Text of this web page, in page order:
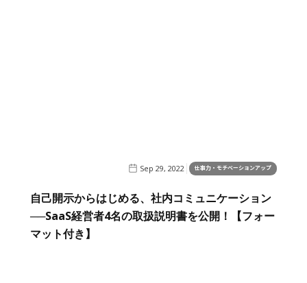
Sep 29, 2022 仕事力・モチベーションアップ
自己開示からはじめる、社内コミュニケーション
──SaaS経営者4名の取扱説明書を公開！【フォー
マット付き】